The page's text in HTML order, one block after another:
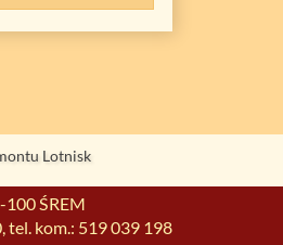
Lotnisk
100 ŚREM
tel. kom.: 519 039 198